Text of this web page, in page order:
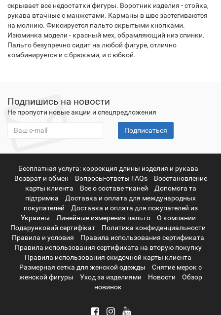
скрывает все недостатки фигуры. Воротник изделия - стойка,
рукава втачные с манжетами. Карманы в шве застегиваются
на молнию. Фиксируется пальто скрытыми кнопками.
Изюминка модели - красный мех, обрамляющий низ спинки.
Пальто безупречно сидит на любой фигуре, отлично
комбинируется и с брюками, и с юбкой.
Подпишись на новости
Не пропусти новые акции и спецпредложения
Подписаться
Бесплатная услуга: коррекция длины изделия и рукава
Возврат и обмен
Вопросы-ответы FAQs
Восстановление
карты клиента
Все о составе тканей
Допомога та
підтримка
Доставка и оплата для международных
покупателей
Доставка и оплата для покупателей из
Украины
Линейные измерения пальто
О компании
Подарунковий сертифікат
Политика конфиденциальности
Правила и условия
Правила использования сертификата
Правила использования сертификата на вторую покупку
Правила использования скидочной карты клиента
Размерная сетка для женской одежды
Снятие мерок с
женской фигуры
Уход за изделиями Новости
Обзор
новинок